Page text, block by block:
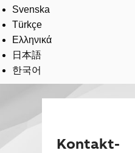
Svenska
Türkçe
Ελληνικά
日本語
한국어
Kontakt-